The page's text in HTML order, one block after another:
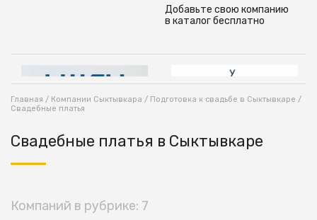
Добавьте свою компанию
в каталог бесплатно
Главная / Компании Сыктывкара / Подготовка к свадьбе в Сыктывкаре /
Свадебные платья
Свадебные платья в Сыктывкаре
Компаний в рубрике: 7